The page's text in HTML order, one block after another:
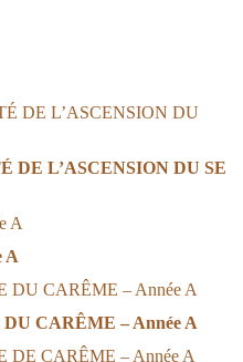
DE L’ASCENSION DU SE
A
CARÊME – Année A